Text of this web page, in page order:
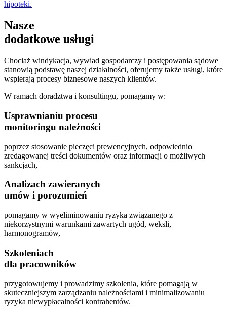
hipoteki.
Nasze
dodatkowe usługi
Chociaż windykacja, wywiad gospodarczy i postępowania sądowe
stanowią podstawę naszej działalności, oferujemy także usługi, które
wspierają procesy biznesowe naszych klientów.
W ramach doradztwa i konsultingu, pomagamy w:
Usprawnianiu procesu
monitoringu należności
poprzez stosowanie pieczęci prewencyjnych, odpowiednio
zredagowanej treści dokumentów oraz informacji o możliwych
sankcjach,
Analizach zawieranych
umów i porozumień
pomagamy w wyeliminowaniu ryzyka związanego z
niekorzystnymi warunkami zawartych ugód, weksli,
harmonogramów,
Szkoleniach
dla pracowników
przygotowujemy i prowadzimy szkolenia, które pomagają w
skuteczniejszym zarządzaniu należnościami i minimalizowaniu
ryzyka niewypłacalności kontrahentów.